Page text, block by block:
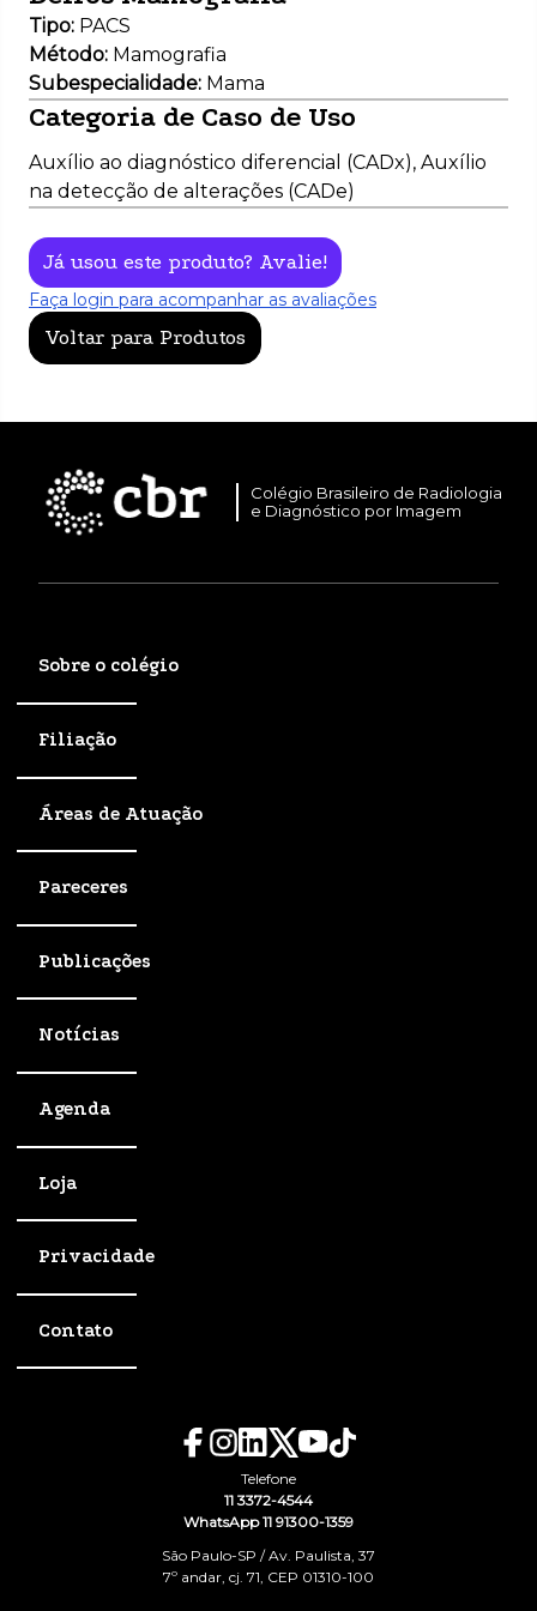
Tórax
Uso geral
Melhoria na aquisição da imagem
Screening Oportunístico
Outro
Tipo: PACS
Método: Mamografia
Subespecialidade: Mama
Categoria de Caso de Uso
Auxílio ao diagnóstico diferencial (CADx), Auxílio
na detecção de alterações (CADe)
Já usou este produto? Avalie!
Faça login para acompanhar as avaliações
Voltar para Produtos
Colégio Brasileiro de Radiologia
e Diagnóstico por Imagem
Sobre o colégio
Filiação
Áreas de Atuação
Pareceres
Publicações
Notícias
Agenda
Loja
Privacidade
Contato
Telefone
11 3372-4544
WhatsApp 11 91300-1359
São Paulo-SP / Av. Paulista, 37
7º andar, cj. 71, CEP 01310-100